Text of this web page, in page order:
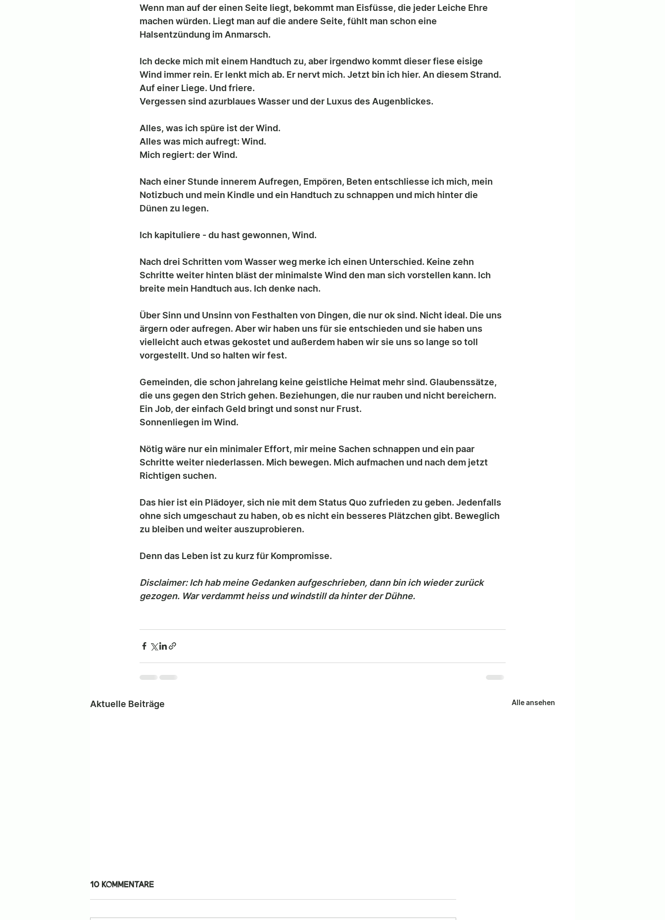
Wenn man auf der einen Seite liegt, bekommt man Eisfüsse, die jeder Leiche Ehre
machen würden. Liegt man auf die andere Seite, fühlt man schon eine
Halsentzündung im Anmarsch.
Ich decke mich mit einem Handtuch zu, aber irgendwo kommt dieser fiese eisige
Wind immer rein. Er lenkt mich ab. Er nervt mich. Jetzt bin ich hier. An diesem Strand.
Auf einer Liege. Und friere.
Vergessen sind azurblaues Wasser und der Luxus des Augenblickes.
Alles, was ich spüre ist der Wind.
Alles was mich aufregt: Wind.
Mich regiert: der Wind.
Nach einer Stunde innerem Aufregen, Empören, Beten entschliesse ich mich, mein
Notizbuch und mein Kindle und ein Handtuch zu schnappen und mich hinter die
Dünen zu legen.
Ich kapituliere - du hast gewonnen, Wind.
Nach drei Schritten vom Wasser weg merke ich einen Unterschied. Keine zehn
Schritte weiter hinten bläst der minimalste Wind den man sich vorstellen kann. Ich
breite mein Handtuch aus. Ich denke nach.
Über Sinn und Unsinn von Festhalten von Dingen, die nur ok sind. Nicht ideal. Die uns
ärgern oder aufregen. Aber wir haben uns für sie entschieden und sie haben uns
vielleicht auch etwas gekostet und außerdem haben wir sie uns so lange so toll
vorgestellt. Und so halten wir fest.
Gemeinden, die schon jahrelang keine geistliche Heimat mehr sind. Glaubenssätze,
die uns gegen den Strich gehen. Beziehungen, die nur rauben und nicht bereichern.
Ein Job, der einfach Geld bringt und sonst nur Frust.
Sonnenliegen im Wind.
Nötig wäre nur ein minimaler Effort, mir meine Sachen schnappen und ein paar
Schritte weiter niederlassen. Mich bewegen. Mich aufmachen und nach dem jetzt
Richtigen suchen.
Das hier ist ein Plädoyer, sich nie mit dem Status Quo zufrieden zu geben. Jedenfalls
ohne sich umgeschaut zu haben, ob es nicht ein besseres Plätzchen gibt. Beweglich
zu bleiben und weiter auszuprobieren.
Denn das Leben ist zu kurz für Kompromisse.
Disclaimer: Ich hab meine Gedanken aufgeschrieben, dann bin ich wieder zurück
gezogen. War verdammt heiss und windstill da hinter der Dühne.
Aktuelle Beiträge Alle ansehen
10 Kommentare